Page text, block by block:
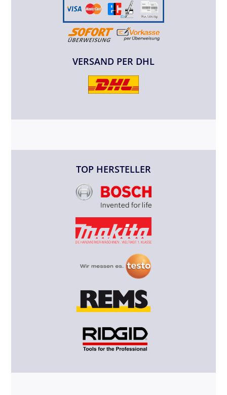
VERSAND PER DHL
TOP HERSTELLER